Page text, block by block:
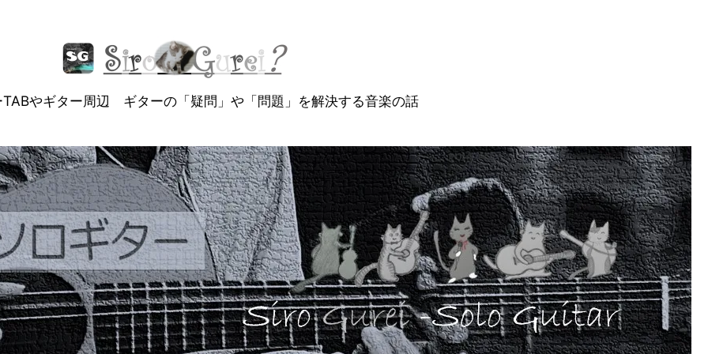
やギター周辺 ギターの「疑問」や「問題」を解決する音楽の話